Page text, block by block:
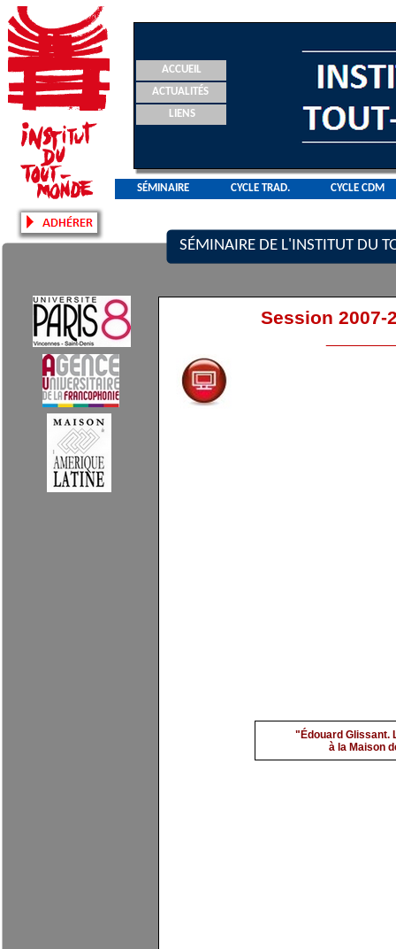
Benali 1 parevimarch
Session 2007-
"Édouard Glissant.
à la Maison
SÉMINAIRE DE L'INSTITUT DU
SÉMINAIRE CYCLE TRAD. CYCLE CDM
ACCUEIL
ACTUALITÉS
LIENS